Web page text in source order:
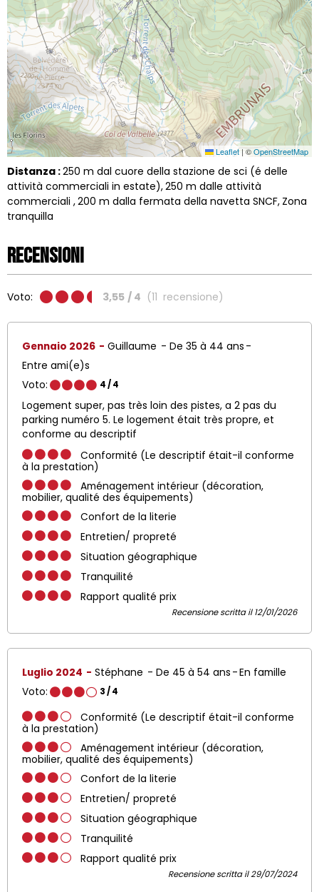
Leaflet|©OpenStreetMap
Distanza :250 m dal cuore della stazione de sci (é delle
attività commerciali in estate) 250 m dalle attività
commerciali 200 m dalla fermata della navetta SNCF Zona
tranquilla
Recensioni
Voto: 3,55 / 4 (11 recensione)
Gennaio 2026 Guillaume
De 35 à 44 ans
Entre ami(e)s
Voto:
4/ 4
Logement super, pas très loin des pistes, a 2 pas du
parking numéro 5. Le logement était très propre, et
conforme au descriptif
Conformité (Le descriptif était-il conforme
à la prestation)
Aménagement intérieur (décoration,
mobilier, qualité des équipements)
Confort de la literie
Entretien/ propreté
Situation géographique
Tranquilité
Rapport qualité prix
Recensione scritta il 12/01/2026
Luglio 2024 Stéphane De 45 à 54 ans
En famille
Voto:
3/ 4
Conformité (Le descriptif était-il conforme
à la prestation)
Aménagement intérieur (décoration,
mobilier, qualité des équipements)
Confort de la literie
Entretien/ propreté
Situation géographique
Tranquilité
Rapport qualité prix
Recensione scritta il 29/07/2024